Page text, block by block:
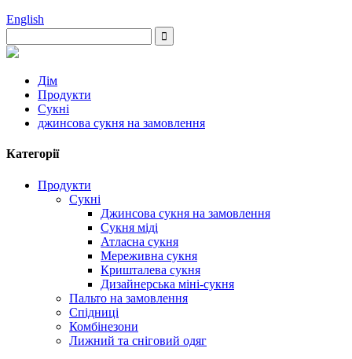
English
Дім
Продукти
Сукні
джинсова сукня на замовлення
Категорії
Продукти
Сукні
Джинсова сукня на замовлення
Сукня міді
Атласна сукня
Мереживна сукня
Кришталева сукня
Дизайнерська міні-сукня
Пальто на замовлення
Спідниці
Комбінезони
Лижний та сніговий одяг